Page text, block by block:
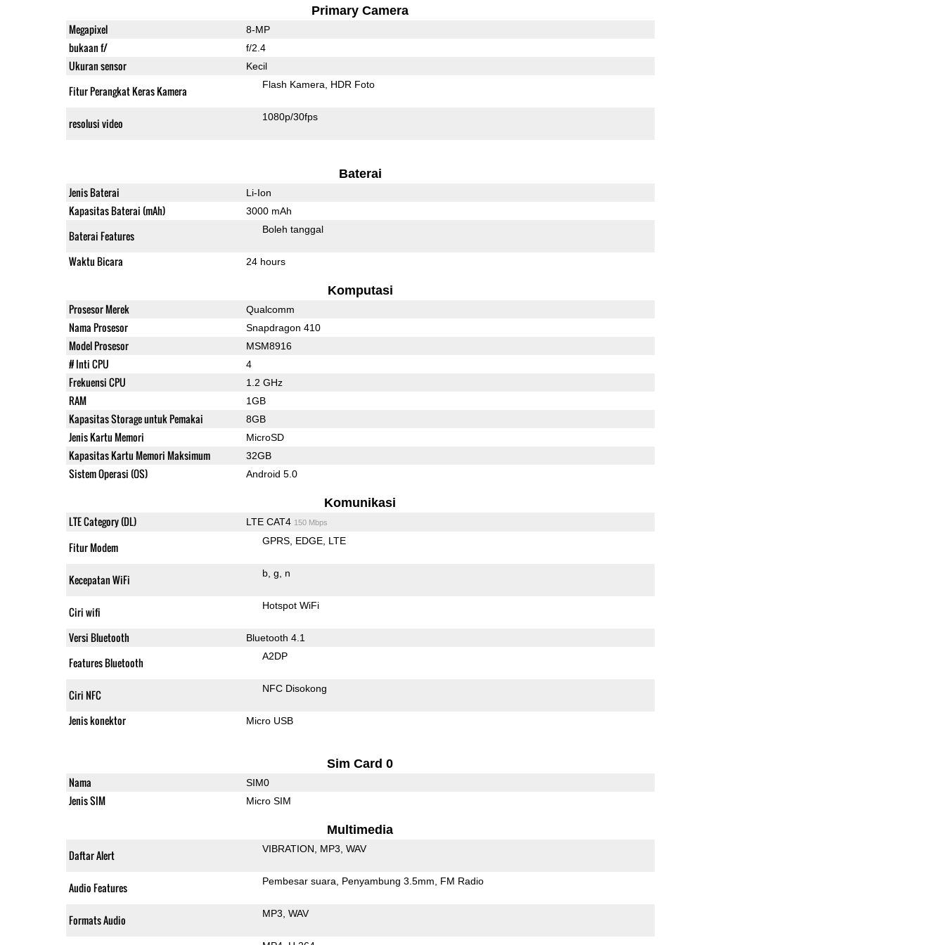
Primary Camera
Megapixel 8-MP
bukaan f/ f/2.4
Ukuran sensor Kecil
Fitur Perangkat Keras Kamera Flash Kamera HDR Foto
resolusi video 1080p/30fps
Baterai
Jenis Baterai Li-Ion
Kapasitas Baterai (mAh) 3000 mAh
Baterai Features Boleh tanggal
Waktu Bicara 24 hours
Komputasi
Prosesor Merek Qualcomm
Nama Prosesor Snapdragon 410
Model Prosesor MSM8916
# Inti CPU 4
Frekuensi CPU 1.2 GHz
RAM 1GB
Kapasitas Storage untuk Pemakai 8GB
Jenis Kartu Memori MicroSD
Kapasitas Kartu Memori Maksimum 32GB
Sistem Operasi (OS) Android 5.0
Komunikasi
LTE Category (DL) LTE CAT4 150 Mbps
Fitur Modem GPRS EDGE LTE
Kecepatan WiFi b g n
Ciri wifi Hotspot WiFi
Versi Bluetooth Bluetooth 4.1
Features Bluetooth A2DP
Ciri NFC NFC Disokong
Jenis konektor Micro USB
Sim Card 0
Nama SIM0
Jenis SIM Micro SIM
Multimedia
Daftar Alert VIBRATION MP3 WAV
Audio Features Pembesar suara Penyambung 3.5mm FM Radio
Formats Audio MP3 WAV